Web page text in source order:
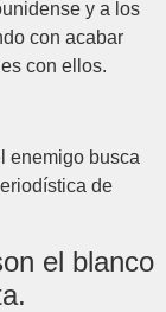
y a los
con acabar
con ellos.
enemigo busca
de
el blanco